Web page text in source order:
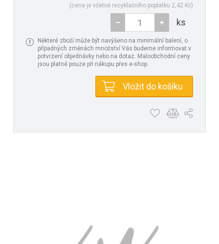
(cena je včetně recyklačního poplatku 2,42 Kč)
ks
Některé zboží může být navýšeno na minimální balení, o
případných změnách množství Vás budeme informovat v
potvrzení objednávky nebo na dotaz. Maloobchodní ceny
jsou platné pouze při nákupu přes e-shop.
Vložit do košíku